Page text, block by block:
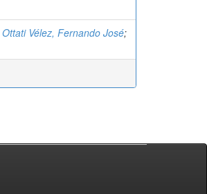
Ottati Vélez, Fernando José;